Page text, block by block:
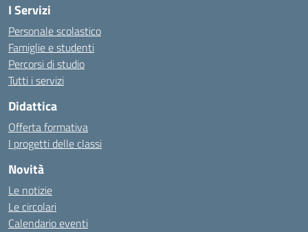
I Servizi
Personale scolastico
Famiglie e studenti
Percorsi di studio
Tutti i servizi
Didattica
Offerta formativa
I progetti delle classi
Novità
Le notizie
Le circolari
Calendario eventi